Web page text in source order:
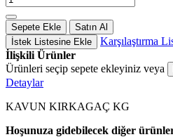
Sepete Ekle
Satın Al
İstek Listesine Ekle
Karşılaştırma
İlişkili Ürünler
Ürünleri seçip sepete ekleyiniz veya
Detaylar
KAVUN KIRKAGAÇ KG
Hoşunuza gidebilecek diğer